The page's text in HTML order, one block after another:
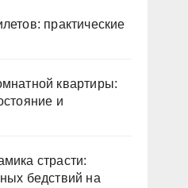
практические
квартиры:
и
страсти:
бедствий на